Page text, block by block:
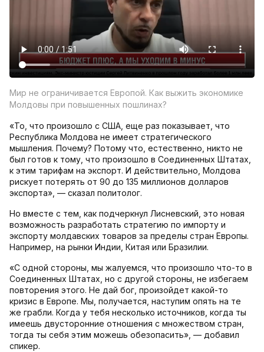
Мир не ограничивается Европой. Как выжить экономике
Молдовы при повышенных пошлинах?
«То, что произошло с США, еще раз показывает, что
Республика Молдова не имеет стратегического
мышления. Почему? Потому что, естественно, никто не
был готов к тому, что произошло в Соединенных Штатах,
к этим тарифам на экспорт. И действительно, Молдова
рискует потерять от 90 до 135 миллионов долларов
экспорта», — сказал политолог.
Но вместе с тем, как подчеркнул Лисневский, это новая
возможность разработать стратегию по импорту и
экспорту молдавских товаров за пределы стран Европы.
Например, на рынки Индии, Китая или Бразилии.
«С одной стороны, мы жалуемся, что произошло что-то в
Соединенных Штатах, но с другой стороны, не избегаем
повторения этого. Не дай бог, произойдет какой-то
кризис в Европе. Мы, получается, наступим опять на те
же грабли. Когда у тебя несколько источников, когда ты
имеешь двусторонние отношения с множеством стран,
тогда ты себя этим можешь обезопасить», — добавил
спикер.